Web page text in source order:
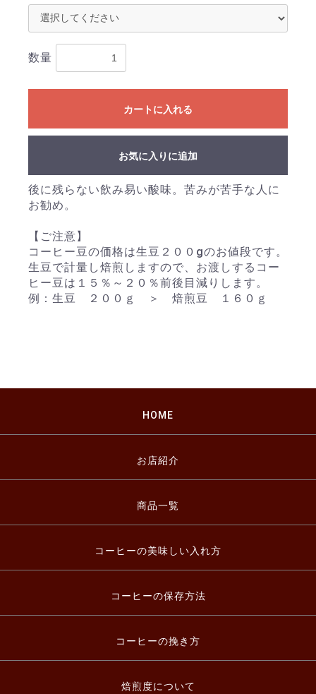
数量
カートに入れる
お買い物を続ける カートへ進む
お気に入りに追加
後に残らない飲み易い酸味。苦みが苦手な人に
お勧め。
【ご注意】
コーヒー豆の価格は生豆２００gのお値段です。
生豆で計量し焙煎しますので、お渡しするコー
ヒー豆は１５％～２０％前後目減りします。
例：生豆 ２００ｇ ＞ 焙煎豆 １６０ｇ
HOME
お店紹介
商品一覧
コーヒーの美味しい入れ方
コーヒーの保存方法
コーヒーの挽き方
焙煎度について